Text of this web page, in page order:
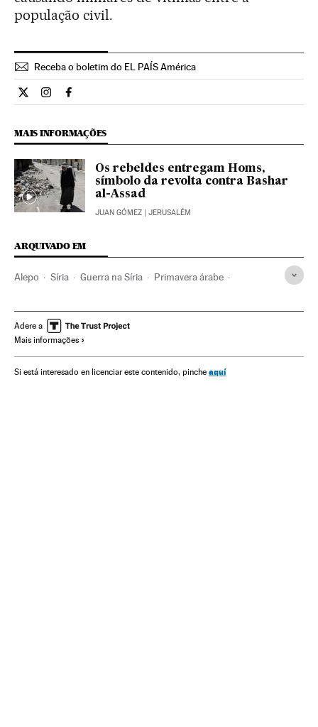
população civil.
Receba o boletim do EL PAÍS América
Internacional El País Brasil en Twitter
Internacional El País Brasil en Instagram
Internacional El País Brasil en Facebook
MAIS INFORMAÇÕES
Os rebeldes entregam Homs,
símbolo da revolta contra Bashar
al-Assad
JUAN GÓMEZ | JERUSALÉM
ARQUIVADO EM
Alepo Síria Guerra na Síria Primavera árabe
Conflitos Conflitos políticos
Mal-estar social
Adere a
Mais informações
Si está interesado en licenciar este contenido, pinche aquí